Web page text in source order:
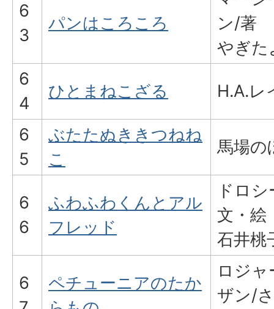
6
3
パンはころころ
ン/著
やぎた
6
4
ひとまねこざる H.A.レ
6
5
ぶたたぬききつねね
こ
馬場の
6
6
ふわふわくんとアル
フレッド
ドロ
文・絵
石井桃
6
ペチューニアのたか
ロジ
ザン/